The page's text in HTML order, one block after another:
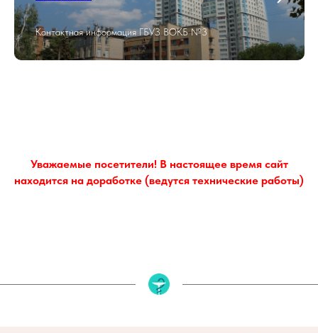
Контактная информация ГБУЗ ВОКБ №3
Уважаемые посетители! В настоящее время сайт
находится на доработке (ведутся технические работы)